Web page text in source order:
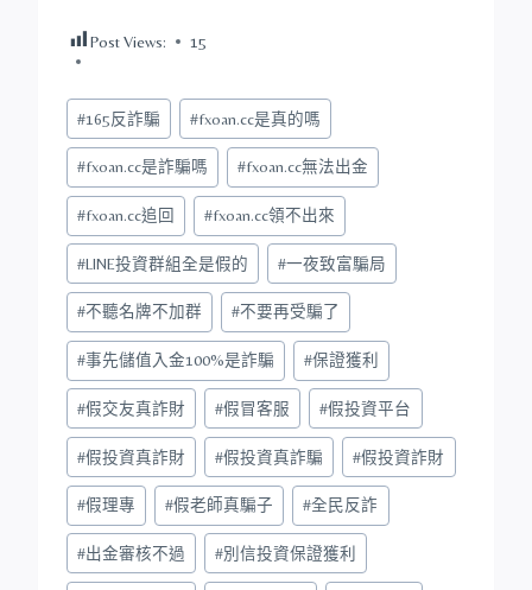
Post Views: 15
Post
Tags:
#165反詐騙 #fxoan.cc是真的嗎
#fxoan.cc是詐騙嗎 #fxoan.cc無法出金
#fxoan.cc追回 #fxoan.cc領不出來
#LINE投資群組全是假的 #一夜致富騙局
#不聽名牌不加群 #不要再受騙了
#事先儲值入金100%是詐騙 #保證獲利
#假交友真詐財 #假冒客服 #假投資平台
#假投資真詐財 #假投資真詐騙 #假投資詐財
#假理專 #假老師真騙子 #全民反詐
#出金審核不過 #別信投資保證獲利